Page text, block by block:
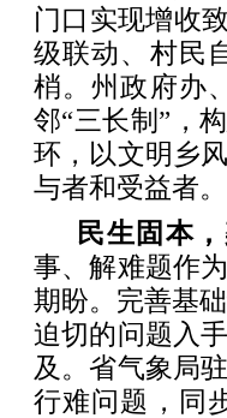
门口实现增收
级联动、村民
梢。州政府办
邻“三长制”，
环，以文明乡
与者和受益者。
民生固本
事、解难题作
期盼。完善基
迫切的问题入
及。省气象局
行难问题，同